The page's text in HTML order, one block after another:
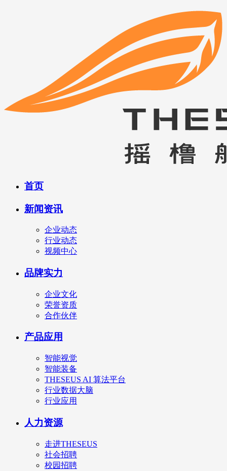
首页
新闻资讯
企业动态
行业动态
视频中心
品牌实力
企业文化
荣誉资质
合作伙伴
产品应用
智能视觉
智能装备
THESEUS AI 算法平台
行业数据大脑
行业应用
人力资源
走进THESEUS
社会招聘
校园招聘